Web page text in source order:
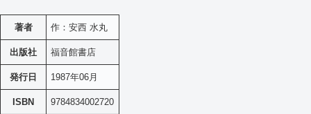
著者 作：安西 水丸
出版社 福音館書店
発行日 1987年06月
ISBN 9784834002720